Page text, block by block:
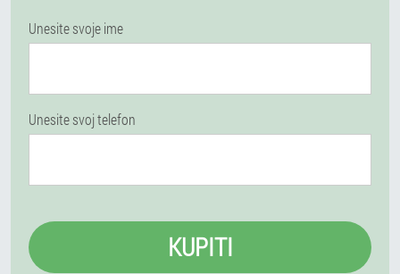
Unesite svoje ime
Unesite svoj telefon
KUPITI